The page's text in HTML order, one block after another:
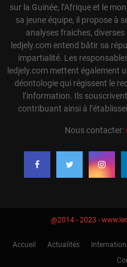
sur la Guinée, l’Afrique et le
sa jeune équipe, il propose à
analyses fraiches,
ledjely.com entend bâtir sa
impartialité. Les
ledjely.com mettent également
déontologie qui régissent le
l’information. Ils
contribuant ainsi à
Nous contacter:
@2014 - 2023 -
Accueil Actualités